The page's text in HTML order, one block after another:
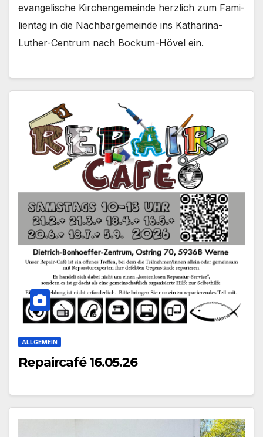
evan­ge­li­sche Kir­chen­ge­mein­de herz­lich zum Fami­
li­en­tag in die Nach­bar­ge­mein­de ins Katharina-
Luther-Centrum nach Bockum-Hövel ein.
ALLGEMEIN
Repaircafé 16.05.26